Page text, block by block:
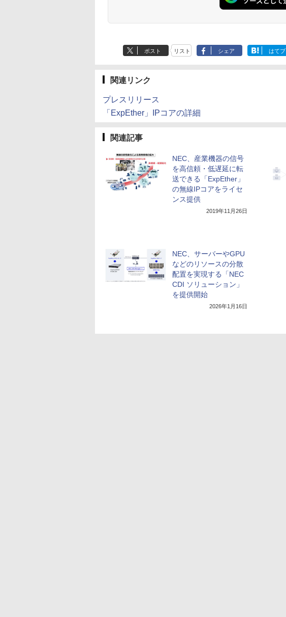
ポスト リスト シェア はてブ
関連リンク
プレスリリース
「ExpEther」IPコアの詳細
関連記事
NEC、産業機器の信号
を高信頼・低遅延に転
送できる「ExpEther」
の無線IPコアをライセ
ンス提供
2019年11月26日
NEC、サーバーやGPU
などのリソースの分散
配置を実現する「NEC
CDI ソリューション」
を提供開始
2026年1月16日